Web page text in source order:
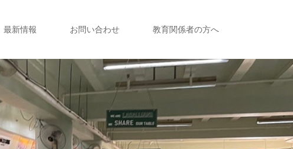
最新情報 お問い合わせ 教育関係者の方へ